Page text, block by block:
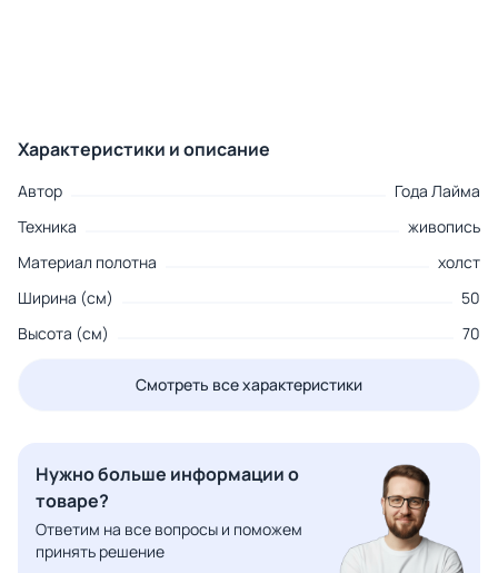
Характеристики и описание
Автор
Года Лайма
Техника
живопись
Материал полотна
холст
Ширина (см)
50
Высота (см)
70
Смотреть все характеристики
Нужно больше информации о
товаре?
Ответим на все вопросы и поможем
принять решение